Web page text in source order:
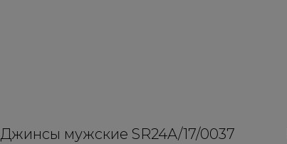
Джинсы мужские SR24A/17/0037